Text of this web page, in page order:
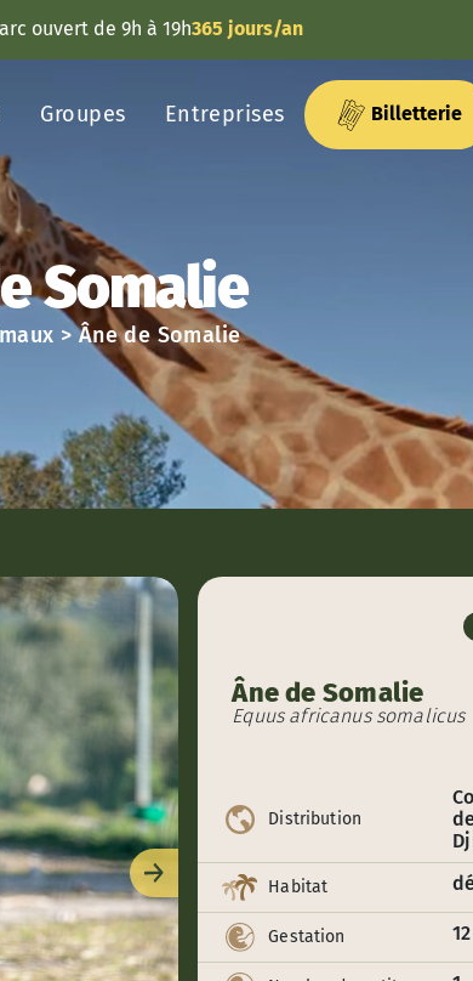
ouvert de 9h à 19h365 jours/an
Groupes Entreprises Billetterie
Somalie
>Âne de Somalie
Suivant
Âne de Somalie
Equus africanus somalicus
Distribution
Habitat
Gestation